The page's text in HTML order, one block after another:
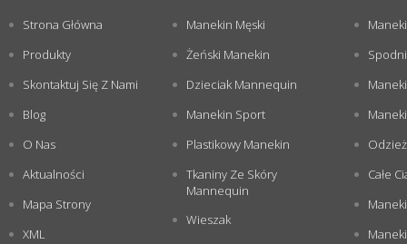
Strona Główna
Produkty
Skontaktuj Się Z Nami
Blog
O Nas
Aktualności
Mapa Strony
XML
Manekin Męski
Żeński Manekin
Dzieciak Mannequin
Manekin Sport
Plastikowy Manekin
Tkaniny Ze Skóry
Mannequin
Wieszak
Całe